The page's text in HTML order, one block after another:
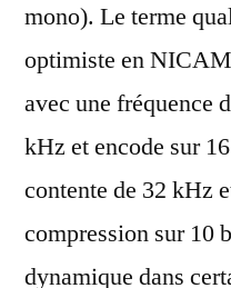
mono). Le terme
optimiste en
avec une fréquence
kHz et encode sur
contente de 32 kHz
compression sur 10
dynamique dans